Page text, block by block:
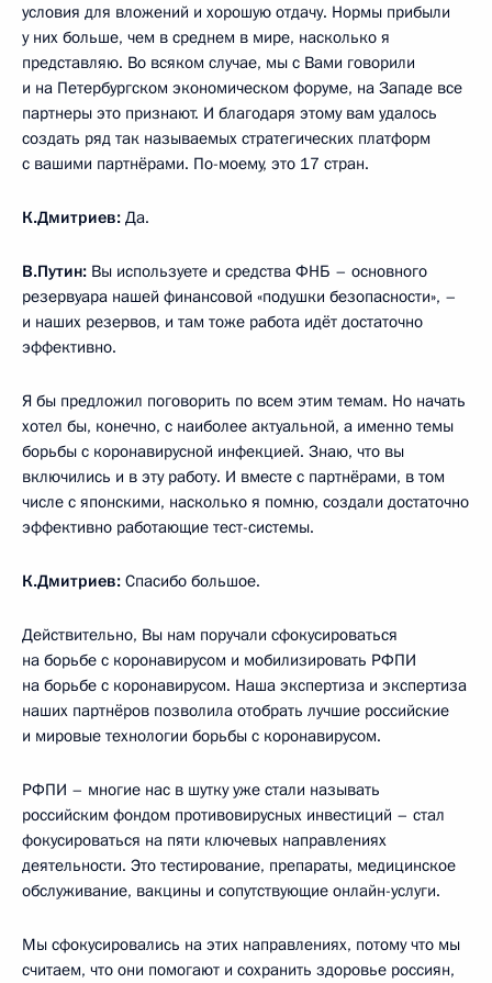
условия для вложений и хорошую отдачу. Нормы прибыли
у них больше, чем в среднем в мире, насколько я
представляю. Во всяком случае, мы с Вами говорили
и на Петербургском экономическом форуме, на Западе все
партнеры это признают. И благодаря этому вам удалось
создать ряд так называемых стратегических платформ
с вашими партнёрами. По-моему, это 17 стран.
К.Дмитриев: Да.
В.Путин: Вы используете и средства ФНБ – основного
резервуара нашей финансовой «подушки безопасности», –
и наших резервов, и там тоже работа идёт достаточно
эффективно.
Я бы предложил поговорить по всем этим темам. Но начать
хотел бы, конечно, с наиболее актуальной, а именно темы
борьбы с коронавирусной инфекцией. Знаю, что вы
включились и в эту работу. И вместе с партнёрами, в том
числе с японскими, насколько я помню, создали достаточно
эффективно работающие тест-системы.
К.Дмитриев: Спасибо большое.
Действительно, Вы нам поручали сфокусироваться
на борьбе с коронавирусом и мобилизировать РФПИ
на борьбе с коронавирусом. Наша экспертиза и экспертиза
наших партнёров позволила отобрать лучшие российские
и мировые технологии борьбы с коронавирусом.
РФПИ – многие нас в шутку уже стали называть
российским фондом противовирусных инвестиций – стал
фокусироваться на пяти ключевых направлениях
деятельности. Это тестирование, препараты, медицинское
обслуживание, вакцины и сопутствующие онлайн-услуги.
Мы сфокусировались на этих направлениях, потому что мы
считаем, что они помогают и сохранить здоровье россиян,